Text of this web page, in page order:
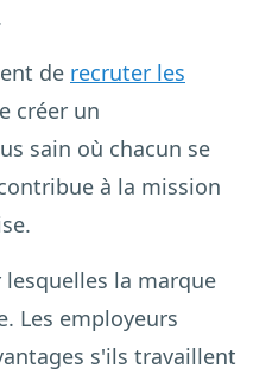
de recruter les
créer un
sain où chacun se
à la mission
la marque
Les employeurs
s'ils travaillent